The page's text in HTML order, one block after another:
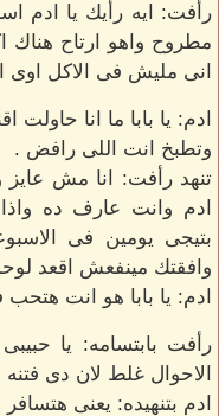
رأفت: ايه رأيك يا ادم
مطروح واهو ارتاح هناك
انى مليش فى الاكل
ادم: يا بابا ما انا
وتطبخ انت اللى رافض .
تنهد رأفت: انا مش عايز
ادم وانت عارف ده
بتيجى يومين فى
وافقتك مينفعش اقعد
ادم: يا بابا هو انت هتحب
رأفت بابتسامه: يا
الاحوال غلط لان دى
ادم بتنهيده: يعنى